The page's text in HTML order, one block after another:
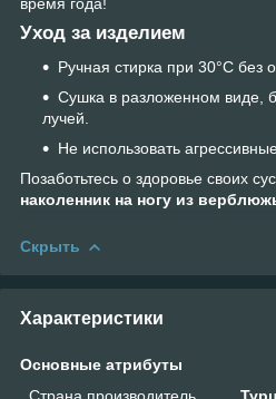
Уход за изделием
Ручная стирка при 30°С без
Сушка в разложенном виде,
лучей.
Не использовать
Позаботьтесь о здоровье своих
наколенник на ногу из
Скрыть
Характеристики
Основные атрибуты